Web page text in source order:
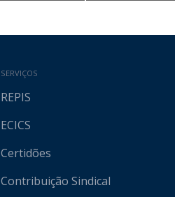
SERVIÇOS
REPIS
ECICS
Certidões
Contribuição Sindical